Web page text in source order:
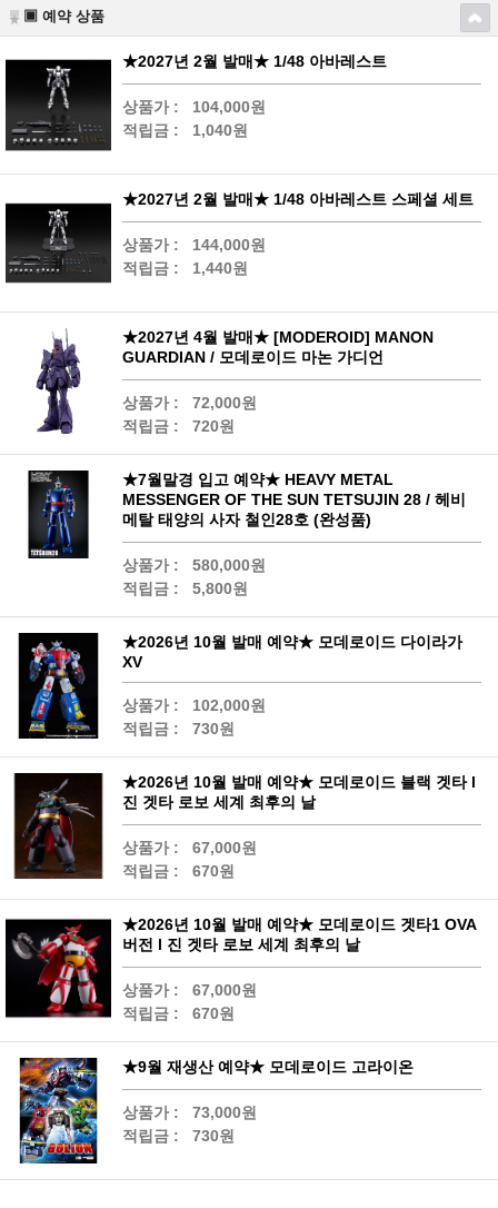
▣ 예약 상품
★2027년 2월 발매★ 1/48 아바레스트
상품가 :
104,000원
적립금 :
1,040원
★2027년 2월 발매★ 1/48 아바레스트 스페셜 세트
상품가 :
144,000원
적립금 :
1,440원
★2027년 4월 발매★ [MODEROID] MANON
GUARDIAN / 모데로이드 마논 가디언
상품가 :
72,000원
적립금 :
720원
★7월말경 입고 예약★ HEAVY METAL
MESSENGER OF THE SUN TETSUJIN 28 / 헤비
메탈 태양의 사자 철인28호 (완성품)
상품가 :
580,000원
적립금 :
5,800원
★2026년 10월 발매 예약★ 모데로이드 다이라가
XV
상품가 :
102,000원
적립금 :
730원
★2026년 10월 발매 예약★ 모데로이드 블랙 겟타 l
진 겟타 로보 세계 최후의 날
상품가 :
67,000원
적립금 :
670원
★2026년 10월 발매 예약★ 모데로이드 겟타1 OVA
버전 l 진 겟타 로보 세계 최후의 날
상품가 :
67,000원
적립금 :
670원
★9월 재생산 예약★ 모데로이드 고라이온
상품가 :
73,000원
적립금 :
730원